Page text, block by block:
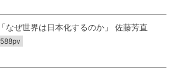
「なぜ世界は日本化するのか」 佐藤芳直
588pv